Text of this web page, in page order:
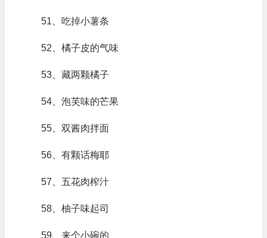
51、吃掉小薯条
52、橘子皮的气味
53、藏两颗橘子
54、泡芙味的芒果
55、双酱肉拌面
56、有颗话梅耶
57、五花肉榨汁
58、柚子味起司
59、来个小碗的